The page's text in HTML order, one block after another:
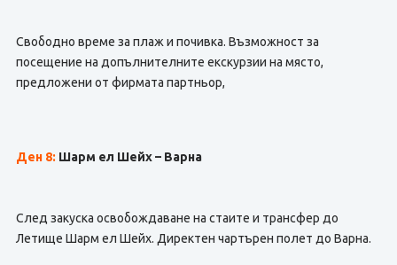
Свободно време за плаж и почивка. Възможност за
посещение на допълнителните екскурзии на място,
предложени от фирмата партньор,
Ден 8: Шарм ел Шейх – Варна
След закуска освобождаване на стаите и трансфер до
Летище Шарм ел Шейх. Директен чартърен полет до Варна.